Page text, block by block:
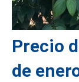
Precio
de